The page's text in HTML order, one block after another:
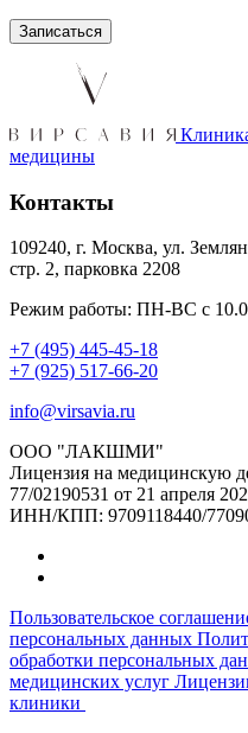
медицины
Контакты
109240, г. Москва, ул.
стр. 2, парковка 2208
Режим работы: ПН-ВС с
+7 (495) 445-45-18
+7 (925) 517-66-20
info@virsavia.ru
ООО "ЛАКШМИ"
Лицензия на медицинскую
77/02190531 от 21 апреля
ИНН/КПП: 9709118440/
Пользовательское
персональных данных
обработки персональных
медицинских услуг
клиники